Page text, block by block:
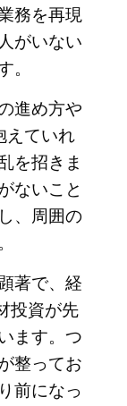
務を再現
がいない
。
進め方や
えていれ
を招きま
ないこと
、周囲の
著で、経
投資が先
ます。つ
整ってお
前になっ